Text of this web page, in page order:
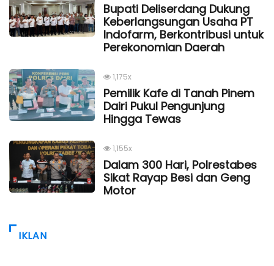
Bupati Deliserdang Dukung
Keberlangsungan Usaha PT
Indofarm, Berkontribusi untuk
Perekonomian Daerah
1,175x
Pemilik Kafe di Tanah Pinem
Dairi Pukul Pengunjung
Hingga Tewas
1,155x
Dalam 300 Hari, Polrestabes
Sikat Rayap Besi dan Geng
Motor
IKLAN